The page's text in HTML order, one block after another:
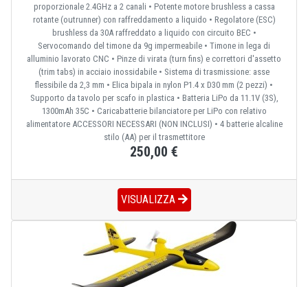
proporzionale 2.4GHz a 2 canali • Potente motore brushless a cassa
rotante (outrunner) con raffreddamento a liquido • Regolatore (ESC)
brushless da 30A raffreddato a liquido con circuito BEC •
Servocomando del timone da 9g impermeabile • Timone in lega di
alluminio lavorato CNC • Pinze di virata (turn fins) e correttori d'assetto
(trim tabs) in acciaio inossidabile • Sistema di trasmissione: asse
flessibile da 2,3 mm • Elica bipala in nylon P1.4 x D30 mm (2 pezzi) •
Supporto da tavolo per scafo in plastica • Batteria LiPo da 11.1V (3S),
1300mAh 35C • Caricabatterie bilanciatore per LiPo con relativo
alimentatore ACCESSORI NECESSARI (NON INCLUSI) • 4 batterie alcaline
stilo (AA) per il trasmettitore
250,00 €
VISUALIZZA